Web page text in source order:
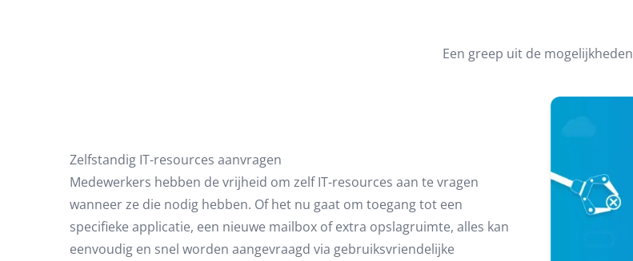
Een greep uit de mogelijkheden
Zelfstandig IT-resources aanvragen
Medewerkers hebben de vrijheid om zelf IT-resources aan te vragen
wanneer ze die nodig hebben. Of het nu gaat om toegang tot een
specifieke applicatie, een nieuwe mailbox of extra opslagruimte, alles kan
eenvoudig en snel worden aangevraagd via gebruiksvriendelijke